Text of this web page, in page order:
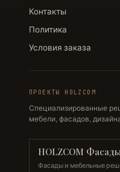
Контакты
Политика
Условия заказа
ПРОЕКТЫ HOLZCOM
Специализированные
мебели, фасадов,
HOLZCOM
Фасады и мебельные